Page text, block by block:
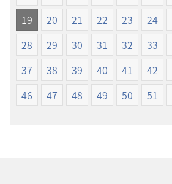
19
20 21 22 23 24
28
29 30 31 32 33
37
38 39 40 41 42
46
47 48 49 50 51